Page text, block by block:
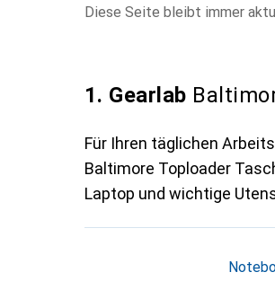
Diese Seite bleibt immer
1. Gearlab
Für Ihren täglichen
Baltimore Toploader
Laptop und wichtige